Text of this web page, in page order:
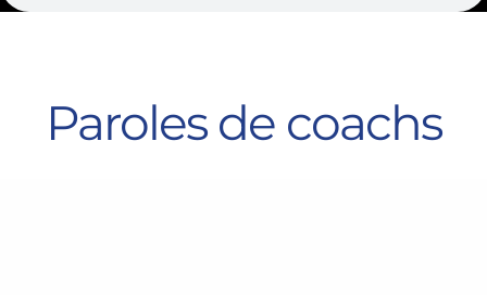
Paroles de coachs